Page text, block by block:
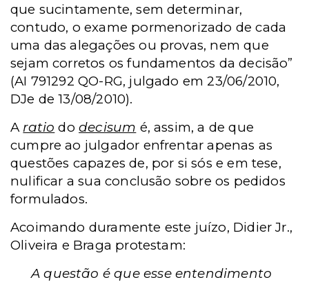
que sucintamente, sem determinar,
contudo, o exame pormenorizado de cada
uma das alegações ou provas, nem que
sejam corretos os fundamentos da decisão”
(AI 791292 QO-RG, julgado em 23/06/2010,
DJe de 13/08/2010).
A ratio dodecisum é, assim, a de que
cumpre ao julgador enfrentar apenas as
questões capazes de, por si sós e em tese,
nulificar a sua conclusão sobre os pedidos
formulados.
Acoimando duramente este juízo, Didier Jr.,
Oliveira e Braga protestam:
A questão é que esse entendimento